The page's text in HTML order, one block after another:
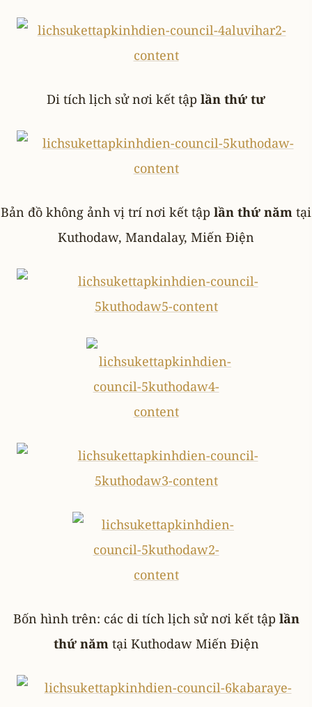
Di tích lịch sử nơi kết tập lần thứ tư
Bản đồ không ảnh vị trí nơi kết tập lần thứ năm tại
Kuthodaw, Mandalay, Miến Điện
Bốn hình trên: các di tích lịch sử nơi kết tập lần
thứ nămtại Kuthodaw Miến Điện